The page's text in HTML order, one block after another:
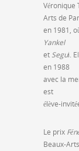
Véronique
Arts de
en 1981,
Yankel
et Segui.
en 1988
avec la
est
élève-
Le prix
Beaux-